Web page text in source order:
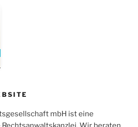
Erfahrungen zu
mbH
38
Bewertungen auf
ProvenExpert.com
mbH ist eine